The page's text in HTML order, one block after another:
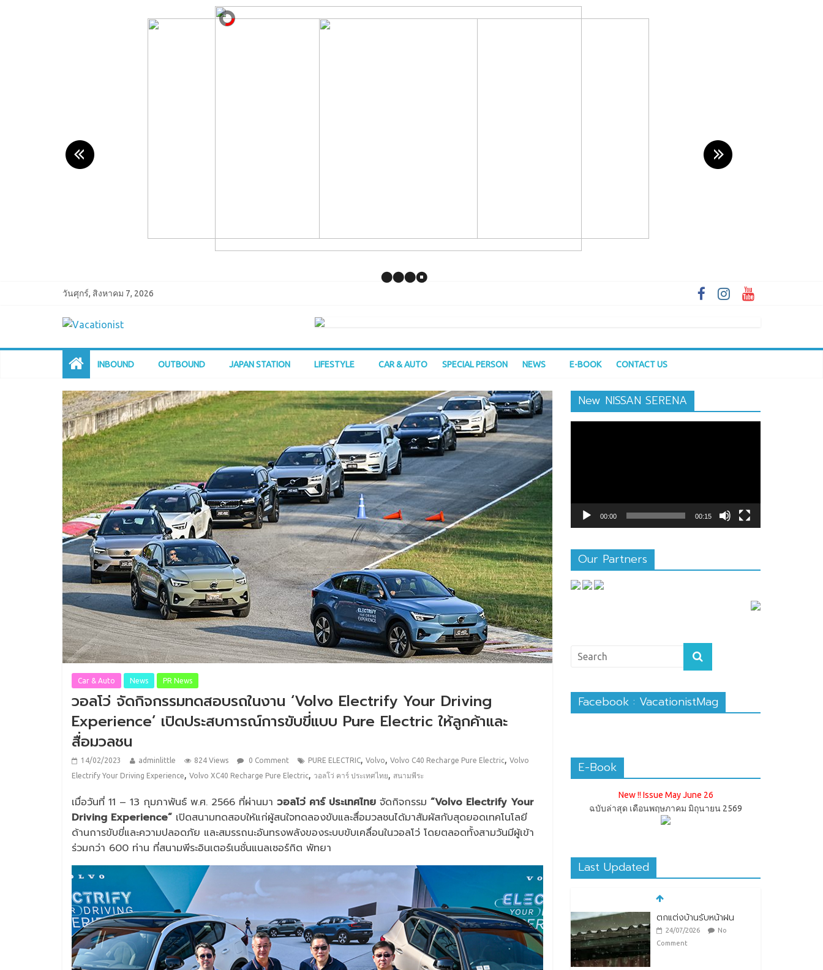
วันศุกร์, สิงหาคม 7, 2026
INBOUND OUTBOUND JAPAN STATION LIFESTYLE CAR & AUTO SPECIAL PERSON NEWS E-BOOK CONTACT US
Car & Auto News PR News
วอลโว่ จัดกิจกรรมทดสอบรถในงาน ‘Volvo Electrify Your Driving
Experience’ เปิดประสบการณ์การขับขี่แบบ Pure Electric ให้ลูกค้าและ
สื่อมวลชน
14/02/2023 adminlittle 824 Views 0 Comment PURE ELECTRIC, Volvo, Volvo C40 Recharge Pure Electric, Volvo
Electrify Your Driving Experience, Volvo XC40 Recharge Pure Electric, วอลโว่ คาร์ ประเทศไทย, สนามพีระ
เมื่อวันที่ 11 – 13 กุมภาพันธ์ พ.ศ. 2566 ที่ผ่านมา วอลโว่ คาร์ ประเทศไทย จัดกิจกรรม “Volvo Electrify Your
Driving Experience” เปิดสนามทดสอบให้แก่ผู้สนใจทดลองขับและสื่อมวลชนได้มาสัมผัสกับสุดยอดเทคโนโลยี
ด้านการขับขี่และความปลอดภัย และสมรรถนะอันทรงพลังของระบบขับเคลื่อนในวอลโว่ โดยตลอดทั้งสามวันมีผู้เข้า
ร่วมกว่า 600 ท่าน ที่สนามพีระอินเตอร์เนชั่นแนลเซอร์กิต พัทยา
New NISSAN SERENA
00:00 00:15
Our Partners
Facebook : VacationistMag
E-Book
New !! Issue May June 26
ฉบับล่าสุด เดือนพฤษภาคม มิถุนายน 2569
Last Updated
ตกแต่งบ้านรับหน้าฝน
24/07/2026
No
Comment